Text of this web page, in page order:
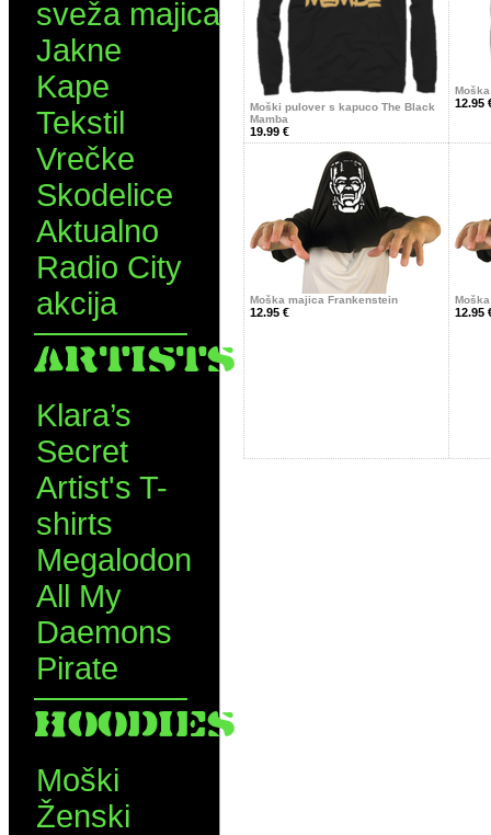
sveža majica
Jakne
Kape
Tekstil
Vrečke
Skodelice
Aktualno
Radio City
akcija
ARTISTS
Klara’s
Secret
Artist's T-
shirts
Megalodon
All My
Daemons
Pirate
HOODIES
Moški
Ženski
Moški pulover s kapuco The Black
Mamba
19.99 €
12.95
Moška majica Frankenstein
12.95 € 12.95